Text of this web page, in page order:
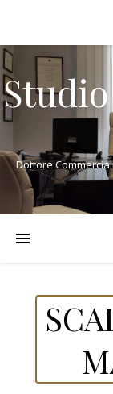
Dottore